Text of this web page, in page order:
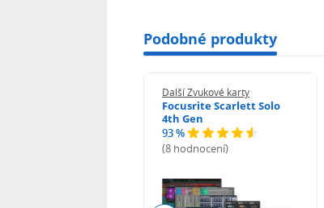
Podobné produkty
Další Zvukové karty
Focusrite Scarlett Solo
4th Gen
93 %
(8 hodnocení)